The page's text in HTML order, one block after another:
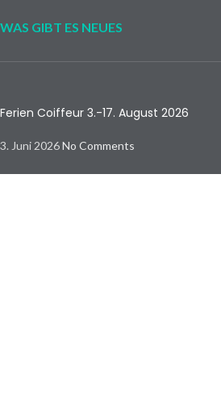
WAS GIBT ES NEUES
Ferien Coiffeur 3.-17. August 2026
3. Juni 2026No Comments
Aktiviert die eigene Schönheit – der